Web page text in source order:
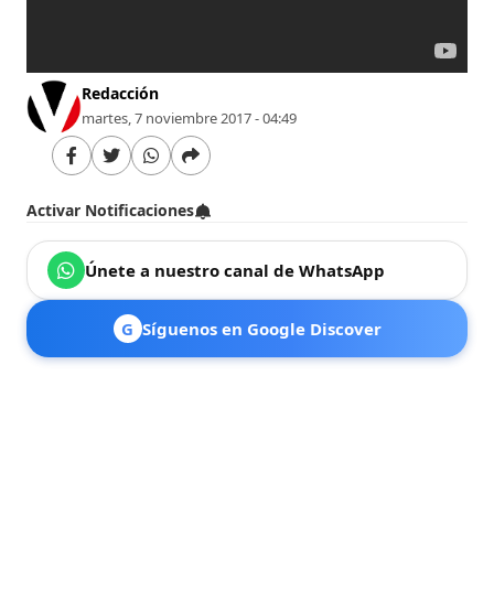
Redacción
martes, 7 noviembre 2017 - 04:49
Activar Notificaciones
Únete a nuestro canal de WhatsApp
G Síguenos en Google Discover